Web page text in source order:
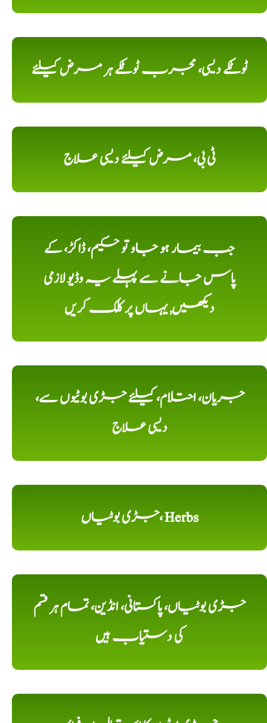
ٹوٹکے دیسی، مجرب ٹوٹکے ہر مرض کیلئے
ٹی بی، مرض کیلئے دیسی علاج
جب بیمار ہو جاو تو حکیم، ڈاکڑ، کے
پاس جانے سے پہلے یہ وڈیو لازمی
دیکھیں, یہاں پر کلک کریں
جریان، احتلام، کیلئے جڑی بوٹیوں سے،
دیسی علاج
جڑی بوٹیاں، Herbs
جڑی بوٹیاں، پاکستانی، انڈین، تمام ہر قسم
کی دستیاب ہیں